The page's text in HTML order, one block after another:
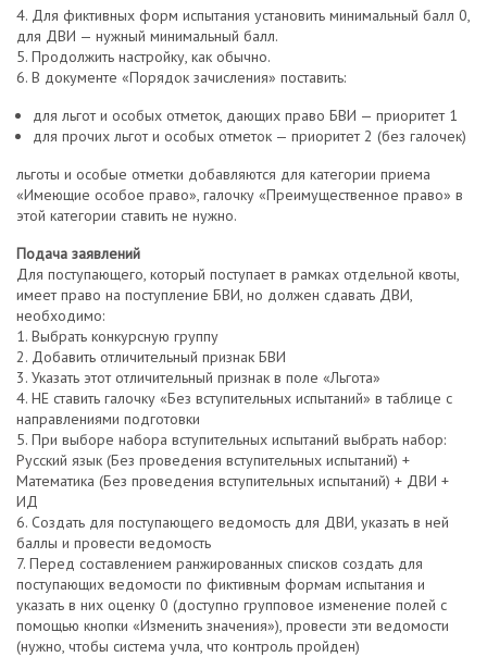
4. Для фиктивных форм испытания установить минимальный балл 0,
для ДВИ — нужный минимальный балл.
5. Продолжить настройку, как обычно.
6. В документе «Порядок зачисления» поставить:
для льгот и особых отметок, дающих право БВИ — приоритет 1
для прочих льгот и особых отметок — приоритет 2 (без галочек)
льготы и особые отметки добавляются для категории приема
«Имеющие особое право», галочку «Преимущественное право» в
этой категории ставить не нужно.
Подача заявлений
Для поступающего, который поступает в рамках отдельной квоты,
имеет право на поступление БВИ, но должен сдавать ДВИ,
необходимо:
1. Выбрать конкурсную группу
2. Добавить отличительный признак БВИ
3. Указать этот отличительный признак в поле «Льгота»
4. НЕ ставить галочку «Без вступительных испытаний» в таблице с
направлениями подготовки
5. При выборе набора вступительных испытаний выбрать набор:
Русский язык (Без проведения вступительных испытаний) +
Математика (Без проведения вступительных испытаний) + ДВИ +
ИД
6. Создать для поступающего ведомость для ДВИ, указать в ней
баллы и провести ведомость
7. Перед составлением ранжированных списков создать для
поступающих ведомости по фиктивным формам испытания и
указать в них оценку 0 (доступно групповое изменение полей с
помощью кнопки «Изменить значения»), провести эти ведомости
(нужно, чтобы система учла, что контроль пройден)